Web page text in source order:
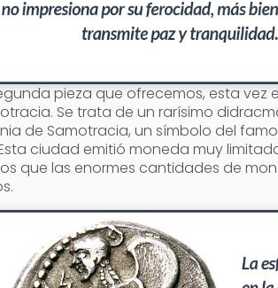
pieza que ofrecemos, esta vez
Se trata de un rarísimo
de Samotracia, un símbolo del
ciudad emitió moneda muy
que las enormes cantidades de